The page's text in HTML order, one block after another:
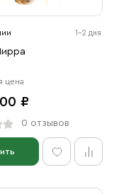
1-2 дня
цена
₽
0 отзывов